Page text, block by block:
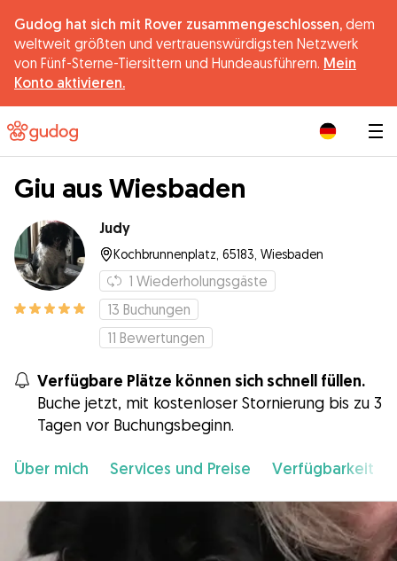
Gudog hat sich mit Rover zusammengeschlossen, dem
weltweit größten und vertrauenswürdigsten Netzwerk
von Fünf-Sterne-Tiersittern und Hundeausführern. Mein
Konto aktivieren.
Giu aus Wiesbaden
Judy
Kochbrunnenplatz, 65183, Wiesbaden
1 Wiederholungsgäste
13 Buchungen
11 Bewertungen
Verfügbare Plätze können sich schnell füllen.
Buche jetzt, mit kostenloser Stornierung bis zu 3
Tagen vor Buchungsbeginn.
Über mich Services und Preise Verfügbarkeit